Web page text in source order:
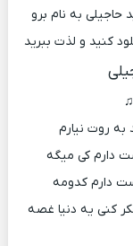
به نام برو
کنید و لذت ببرید
به روت نیارم
دارم کی میگه
دارم کدومه
کنی یه دنیا غصه